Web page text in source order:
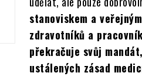
stanoviskem a
zdravotníků a
překračuje svůj
ustálených zásad